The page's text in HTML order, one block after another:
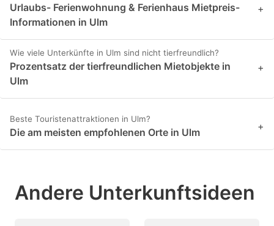
Urlaubs- Ferienwohnung & Ferienhaus Mietpreis-
Informationen in Ulm
+
Wie viele Unterkünfte in Ulm sind nicht tierfreundlich?
Prozentsatz der tierfreundlichen Mietobjekte in
Ulm
+
Beste Touristenattraktionen in Ulm?
Die am meisten empfohlenen Orte in Ulm +
Andere Unterkunftsideen